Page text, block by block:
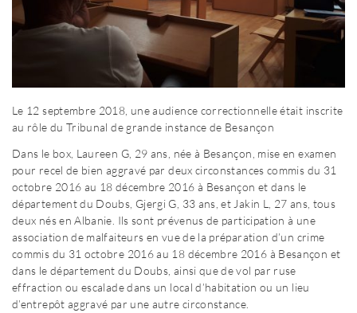
Le 12 septembre 2018, une audience correctionnelle était inscrite
au rôle du Tribunal de grande instance de Besançon
Dans le box, Laureen G, 29 ans, née à Besançon, mise en examen
pour recel de bien aggravé par deux circonstances commis du 31
octobre 2016 au 18 décembre 2016 à Besançon et dans le
département du Doubs, Gjergi G, 33 ans, et Jakin L, 27 ans, tous
deux nés en Albanie. Ils sont prévenus de participation à une
association de malfaiteurs en vue de la préparation d’un crime
commis du 31 octobre 2016 au 18 décembre 2016 à Besançon et
dans le département du Doubs, ainsi que de vol par ruse
effraction ou escalade dans un local d’habitation ou un lieu
d’entrepôt aggravé par une autre circonstance.